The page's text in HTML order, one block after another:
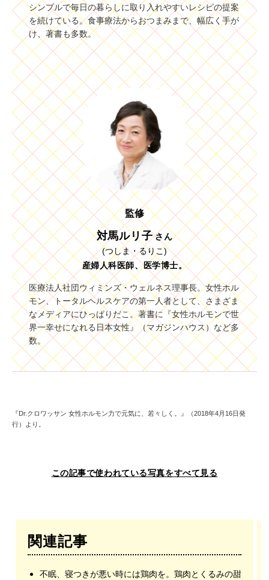
シンプルで毎日の暮らしに取り入れやすいレシピの提案
を続けている。食事療法からおつまみまで、幅広く手が
け、著書も多数。
監修
対馬ルリ子 さん
(つしま・るりこ)
産婦人科医師、医学博士。
医療法人社団ウィミンズ・ウェルネス理事長。女性ホル
モン、トータルヘルスケアの第一人者として、さまざま
なメディアにひっぱりだこ。著書に『女性ホルモンで世
界一幸せになれる日本女性』（マガジンハウス）など多
数。
『Dr.クロワッサン 女性ホルモン力で元気に、若々しく。』（2018年4月16日発
行）より。
この記事で使われている写真をすべて見る
関連記事
不眠、寝つきが悪い時には鶏肉を。鶏肉とくるみの甜